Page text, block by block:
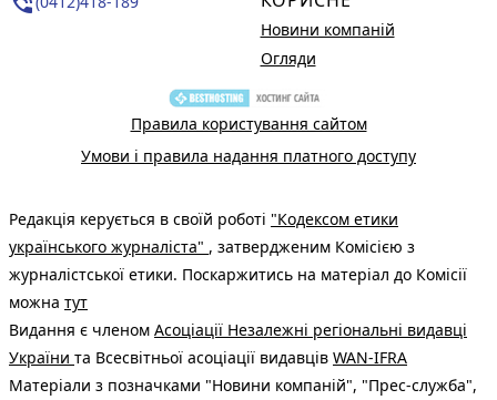
Новини компаній
Огляди
Правила користування сайтом
Умови і правила надання платного доступу
Редакція керується в своїй роботі "Кодексом етики
українського журналіста" , затвердженим Комісією з
журналістської етики. Поскаржитись на матеріал до Комісії
можна тут
Видання є членом Асоціації Незалежні регіональні видавці
України та Всесвітньої асоціації видавців WAN-IFRA
Матеріали з позначками "Новини компаній", "Прес-служба",